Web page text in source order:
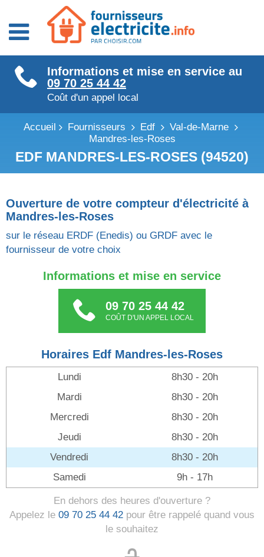
Fournisseurs énergie
Fournisseurs électricité
Fournisseurs gaz
Informations et mise en service au
09 70 25 44 42
Coût d'un appel local
Accueil Fournisseurs Edf
Val-de-Marne
Mandres-les-Roses
EDF MANDRES-LES-ROSES (94520)
Ouverture de votre compteur d'électricité à
Mandres-les-Roses
sur le réseau ERDF (Enedis) ou GRDF avec le
fournisseur de votre choix
Informations et mise en service
09 70 25 44 42
COÛT D'UN APPEL LOCAL
Horaires Edf Mandres-les-Roses
Lundi
8h30 - 20h
Mardi
8h30 - 20h
Mercredi
8h30 - 20h
Jeudi
8h30 - 20h
Vendredi
8h30 - 20h
Samedi
9h - 17h
En dehors des heures d'ouverture ?
Appelez le 09 70 25 44 42 pour être rappelé quand vous
le souhaitez